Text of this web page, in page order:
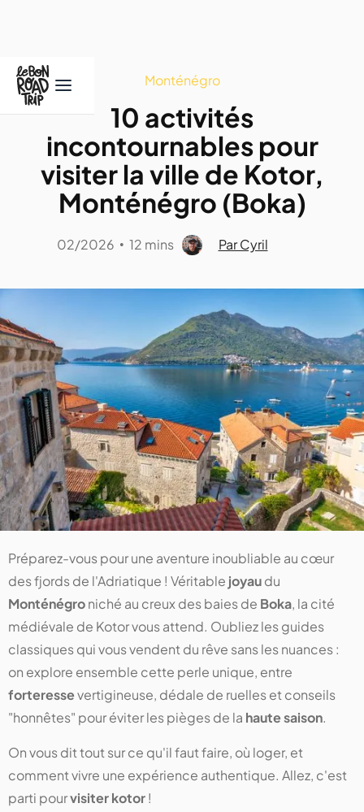
Monténégro
10 activités
incontournables pour
visiter la ville de Kotor,
Monténégro (Boka)
02/2026 • 12 mins Par Cyril
Préparez-vous pour une aventure inoubliable au cœur
des fjords de l'Adriatique ! Véritable joyaudu
Monténégroniché au creux des baies de Boka, la cité
médiévale de Kotor vous attend. Oubliez les guides
classiques qui vous vendent du rêve sans les nuances :
on explore ensemble cette perle unique, entre
forteressevertigineuse, dédale de ruelles et conseils
"honnêtes" pour éviter les pièges de la haute saison.
On vous dit tout sur ce qu'il faut faire, où loger, et
comment vivre une expérience authentique. Allez, c'est
parti pourvisiter kotor!